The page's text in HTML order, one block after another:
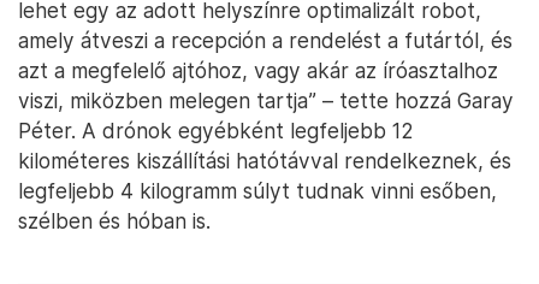
lehet egy az adott helyszínre optimalizált robot,
amely átveszi a recepción a rendelést a futártól, és
azt a megfelelő ajtóhoz, vagy akár az íróasztalhoz
viszi, miközben melegen tartja” – tette hozzá Garay
Péter. A drónok egyébként legfeljebb 12
kilométeres kiszállítási hatótávval rendelkeznek, és
legfeljebb 4 kilogramm súlyt tudnak vinni esőben,
szélben és hóban is.